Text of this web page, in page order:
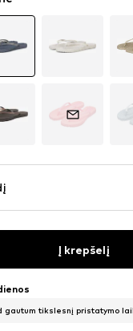
Į krepšelį
gautum tikslesnį pristatymo